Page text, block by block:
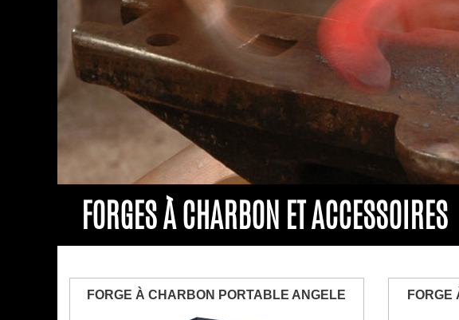
FORGES À CHARBON ET ACCESSOIRES
FORGE À CHARBON PORTABLE ANGELE FORGE